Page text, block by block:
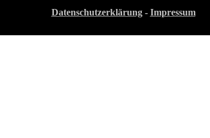
Datenschutzerklärung- Impressum